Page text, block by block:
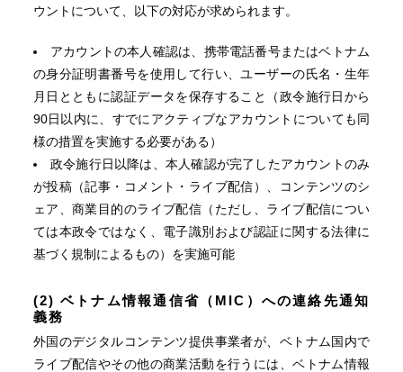
ウントについて、以下の対応が求められます。
アカウントの本人確認は、携帯電話番号またはベトナム
の身分証明書番号を使用して行い、ユーザーの氏名・生年
月日とともに認証データを保存すること（政令施行日から
90日以内に、すでにアクティブなアカウントについても同
様の措置を実施する必要がある）
政令施行日以降は、本人確認が完了したアカウントのみ
が投稿（記事・コメント・ライブ配信）、コンテンツのシ
ェア、商業目的のライブ配信（ただし、ライブ配信につい
ては本政令ではなく、電子識別および認証に関する法律に
基づく規制によるもの）を実施可能
(2) ベトナム情報通信省（MIC）への連絡先通知
義務
外国のデジタルコンテンツ提供事業者が、ベトナム国内で
ライブ配信やその他の商業活動を行うには、ベトナム情報